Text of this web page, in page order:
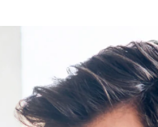
PRIVACY
Norton VPN